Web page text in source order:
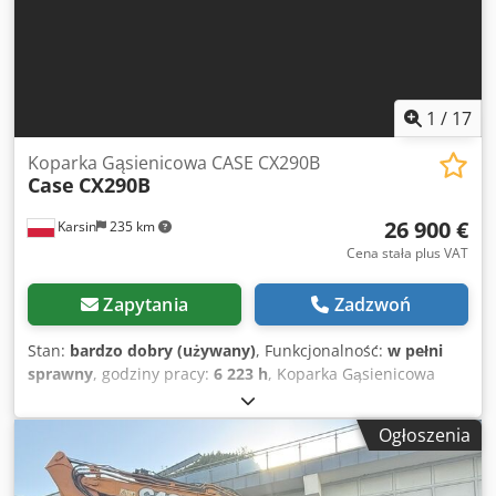
1 / 17
Karsin 235 km
Koparka Gąsienicowa CASE CX290B
Case CX290B
26 900 €
Cena stała plus VAT
Zapytania Zadzwoń
Stan: bardzo dobry (używany), Funkcjonalność: w pełni
sprawny, godziny pracy: 6 223 h, Koparka Gąsienicowa
CASE CX290B Hydraulika Kawasaki Silnik Isuzu Dane
techniczne: - Silnik: Isuzu AH-6HK1X (6-cylindrowy,
turbodoładowany, Common Rail). - Moc silnika: ok. 154 kW
(209 KM) przy 1800 obr./min. - Masa eksploatacyjna: ok. 29
100 kg - 30 000 kg (zależnie od osprzętu). - Układ
Ogłoszenia